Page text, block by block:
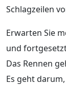
Schlagzeilen
Erwarten Sie
und
Das Rennen
Es geht